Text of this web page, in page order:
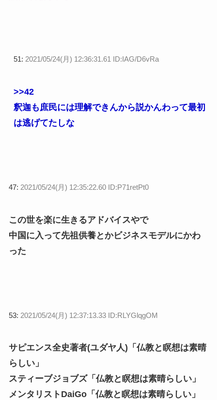
51: 2021/05/24(月) 12:36:31.61 ID:IAG/D6vRa
>>42
釈迦も庶民には理解できんから説かんわって最初
は逃げてたしな
47: 2021/05/24(月) 12:35:22.60 ID:P71retPt0
この世を楽に生きるアドバイスやで
中国に入って先祖供養とかビジネスモデルにかわ
った
53: 2021/05/24(月) 12:37:13.33 ID:RLYGlqgOM
サピエンス全史著者(ユダヤ人)「仏教と瞑想は素晴
らしい」
スティーブジョブズ「仏教と瞑想は素晴らしい」
メンタリストDaiGo「仏教と瞑想は素晴らしい」